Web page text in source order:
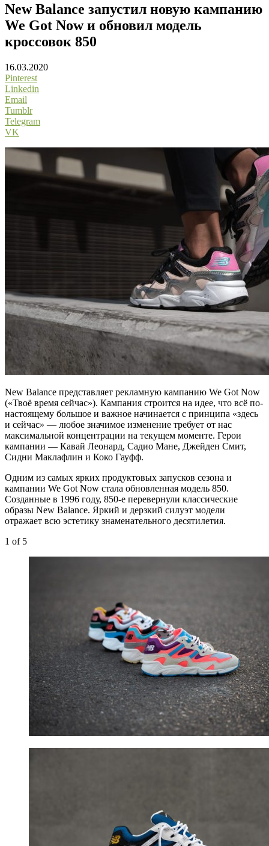
New Balance запустил новую кампанию
We Got Now и обновил модель
кроссовок 850
16.03.2020
Pinterest
Linkedin
Email
Tumblr
Telegram
VK
New Balance представляет рекламную кампанию We Got Now
(«Твоё время сейчас»). Кампания строится на идее, что всё по-
настоящему большое и важное начинается с принципа «здесь
и сейчас» — любое значимое изменение требует от нас
максимальной концентрации на текущем моменте. Герои
кампании — Кавай Леонард, Садио Мане, Джейден Смит,
Сидни Маклафлин и Коко Гауфф.
Одним из самых ярких продуктовых запусков сезона и
кампании We Got Now стала обновленная модель 850.
Созданные в 1996 году, 850-е перевернули классические
образы New Balance. Яркий и дерзкий силуэт модели
отражает всю эстетику знаменательного десятилетия.
1 of 5